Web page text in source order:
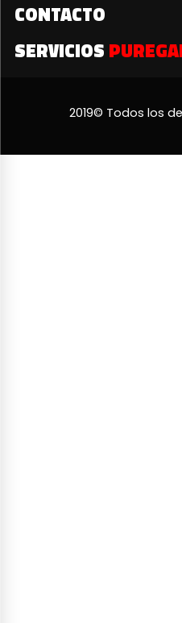
CONTACTO
SERVICIOS
2019© Todos los